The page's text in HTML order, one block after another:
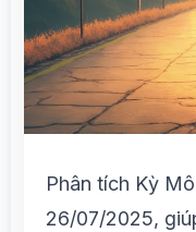
Phân tích Kỳ
26/07/2025,